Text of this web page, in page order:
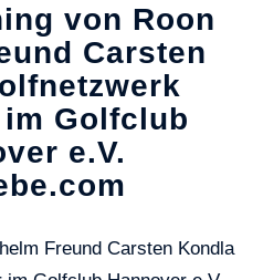
von Roon
Carsten
Golfclub
e.V.